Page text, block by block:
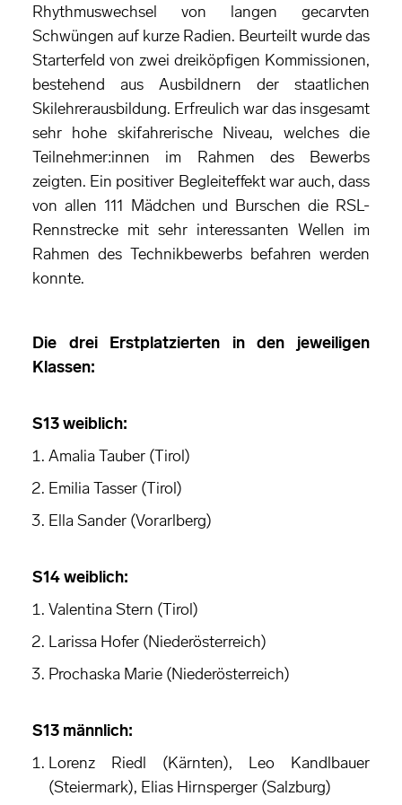
Rhythmuswechsel von langen gecarvten
Schwüngen auf kurze Radien. Beurteilt wurde das
Starterfeld von zwei dreiköpfigen Kommissionen,
bestehend aus Ausbildnern der staatlichen
Skilehrerausbildung. Erfreulich war das insgesamt
sehr hohe skifahrerische Niveau, welches die
Teilnehmer:innen im Rahmen des Bewerbs
zeigten. Ein positiver Begleiteffekt war auch, dass
von allen 111 Mädchen und Burschen die RSL-
Rennstrecke mit sehr interessanten Wellen im
Rahmen des Technikbewerbs befahren werden
konnte.
Die drei Erstplatzierten in den jeweiligen
Klassen:
S13 weiblich:
Amalia Tauber (Tirol)
Emilia Tasser (Tirol)
Ella Sander (Vorarlberg)
S14 weiblich:
Valentina Stern (Tirol)
Larissa Hofer (Niederösterreich)
Prochaska Marie (Niederösterreich)
S13 männlich:
Lorenz Riedl (Kärnten), Leo Kandlbauer
(Steiermark), Elias Hirnsperger (Salzburg)